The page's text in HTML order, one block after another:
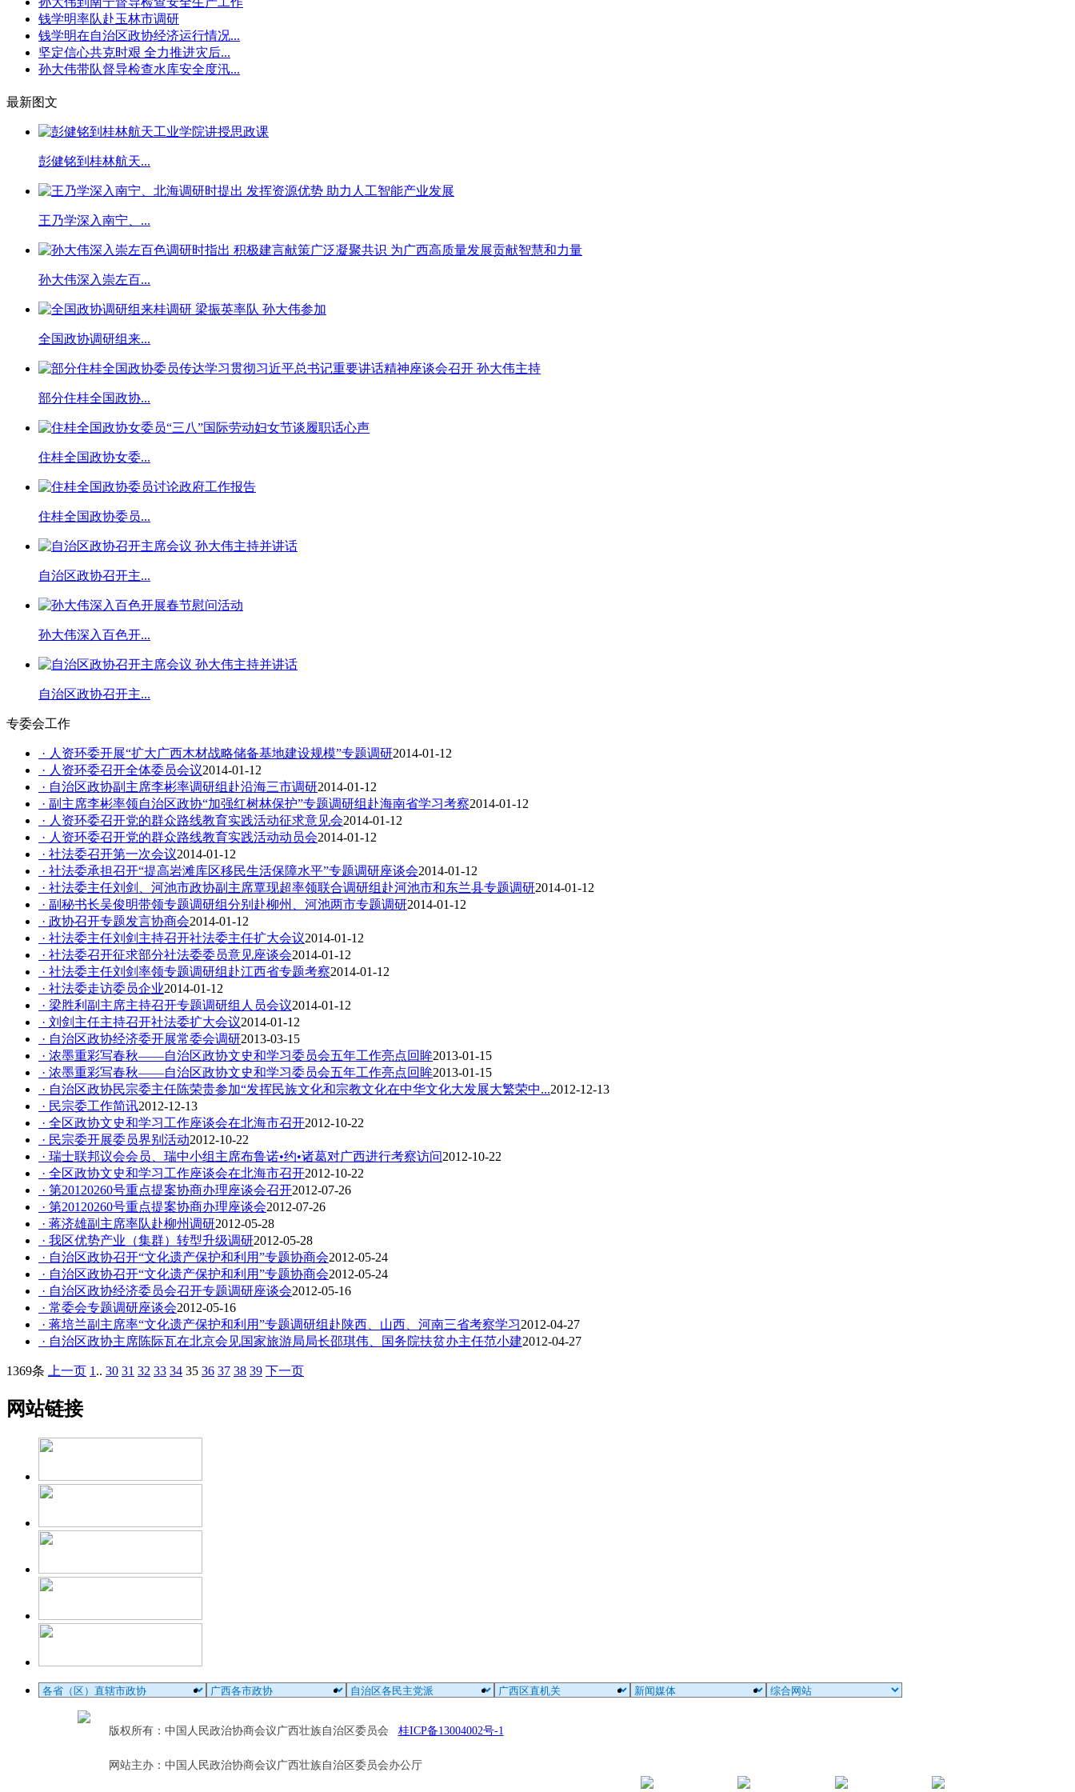
钱学明率队赴玉林市调研
钱学明在自治区政协经济运行情况...
坚定信心共克时艰 全力推进灾后...
孙大伟带队督导检查水库安全度汛...
最新图文
彭健铭到桂林航天...
王乃学深入南宁、...
孙大伟深入崇左百...
全国政协调研组来...
部分住桂全国政协...
住桂全国政协女委...
住桂全国政协委员...
自治区政协召开主...
孙大伟深入百色开...
自治区政协召开主...
专委会工作
· 人资环委开展“扩大广西木材战略储备基地建设规模”专题调研2014-01-12
· 人资环委召开全体委员会议2014-01-12
· 自治区政协副主席李彬率调研组赴沿海三市调研2014-01-12
· 副主席李彬率领自治区政协“加强红树林保护”专题调研组赴海南省学习考察2014-01-12
· 人资环委召开党的群众路线教育实践活动征求意见会2014-01-12
· 人资环委召开党的群众路线教育实践活动动员会2014-01-12
· 社法委召开第一次会议2014-01-12
· 社法委承担召开“提高岩滩库区移民生活保障水平”专题调研座谈会2014-01-12
· 社法委主任刘剑、河池市政协副主席覃现超率领联合调研组赴河池市和东兰县专题调研2014-01-12
· 副秘书长吴俊明带领专题调研组分别赴柳州、河池两市专题调研2014-01-12
· 政协召开专题发言协商会2014-01-12
· 社法委主任刘剑主持召开社法委主任扩大会议2014-01-12
· 社法委召开征求部分社法委委员意见座谈会2014-01-12
· 社法委主任刘剑率领专题调研组赴江西省专题考察2014-01-12
· 社法委走访委员企业2014-01-12
· 梁胜利副主席主持召开专题调研组人员会议2014-01-12
· 刘剑主任主持召开社法委扩大会议2014-01-12
· 自治区政协经济委开展常委会调研2013-03-15
· 浓墨重彩写春秋——自治区政协文史和学习委员会五年工作亮点回眸2013-01-15
· 浓墨重彩写春秋——自治区政协文史和学习委员会五年工作亮点回眸2013-01-15
· 自治区政协民宗委主任陈荣贵参加“发挥民族文化和宗教文化在中华文化大发展大繁荣中...2012-12-13
· 民宗委工作简讯2012-12-13
· 全区政协文史和学习工作座谈会在北海市召开2012-10-22
· 民宗委开展委员界别活动2012-10-22
· 瑞士联邦议会会员、瑞中小组主席布鲁诺•约•诸葛对广西进行考察访问2012-10-22
· 全区政协文史和学习工作座谈会在北海市召开2012-10-22
· 第20120260号重点提案协商办理座谈会召开2012-07-26
· 第20120260号重点提案协商办理座谈会2012-07-26
· 蒋济雄副主席率队赴柳州调研2012-05-28
· 我区优势产业（集群）转型升级调研2012-05-28
· 自治区政协召开“文化遗产保护和利用”专题协商会2012-05-24
· 自治区政协召开“文化遗产保护和利用”专题协商会2012-05-24
· 自治区政协经济委员会召开专题调研座谈会2012-05-16
· 常委会专题调研座谈会2012-05-16
· 蒋培兰副主席率“文化遗产保护和利用”专题调研组赴陕西、山西、河南三省考察学习2012-04-27
· 自治区政协主席陈际瓦在北京会见国家旅游局局长邵琪伟、国务院扶贫办主任范小建2012-04-27
1369条 上一页 1 .. 30 31 32 33 34 35 36 37 38 39 下一页
网站链接
版权所有：中国人民政治协商会议广西壮族自治区委员会 桂ICP备13004002号-1
网站主办：中国人民政治协商会议广西壮族自治区委员会办公厅